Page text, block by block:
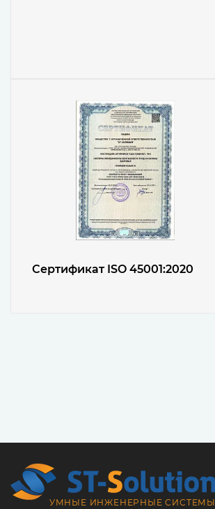
Сертификат ISO 45001:2020
УМНЫЕ ИНЖЕНЕРНЫЕ СИСТЕМЫ